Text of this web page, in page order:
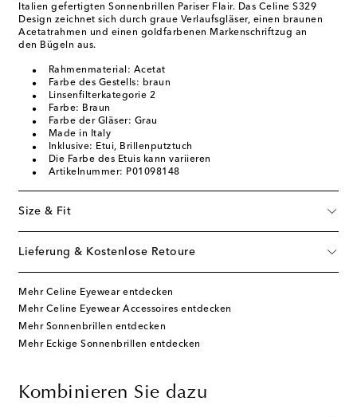
Italien gefertigten Sonnenbrillen Pariser Flair. Das Celine S329
Design zeichnet sich durch graue Verlaufsgläser, einen braunen
Acetatrahmen und einen goldfarbenen Markenschriftzug an
den Bügeln aus.
Rahmenmaterial: Acetat
Farbe des Gestells: braun
Linsenfilterkategorie 2
Farbe: Braun
Farbe der Gläser: Grau
Made in Italy
Inklusive: Etui, Brillenputztuch
Die Farbe des Etuis kann variieren
Artikelnummer: P01098148
Size & Fit
Lieferung & Kostenlose Retoure
Mehr Celine Eyewear entdecken
Mehr Celine Eyewear Accessoires entdecken
Mehr Sonnenbrillen entdecken
Mehr Eckige Sonnenbrillen entdecken
Kombinieren Sie dazu